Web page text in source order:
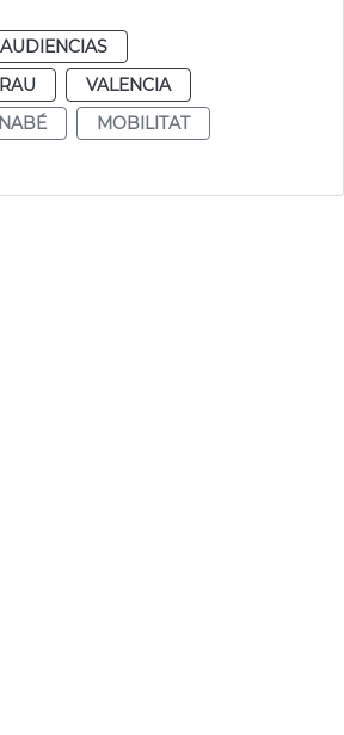
VALENCIA
MOBILITAT